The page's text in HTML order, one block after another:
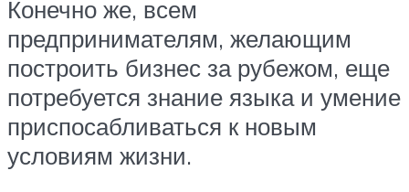
Конечно же, всем
предпринимателям, желающим
построить бизнес за рубежом, еще
потребуется знание языка и умение
приспосабливаться к новым
условиям жизни.